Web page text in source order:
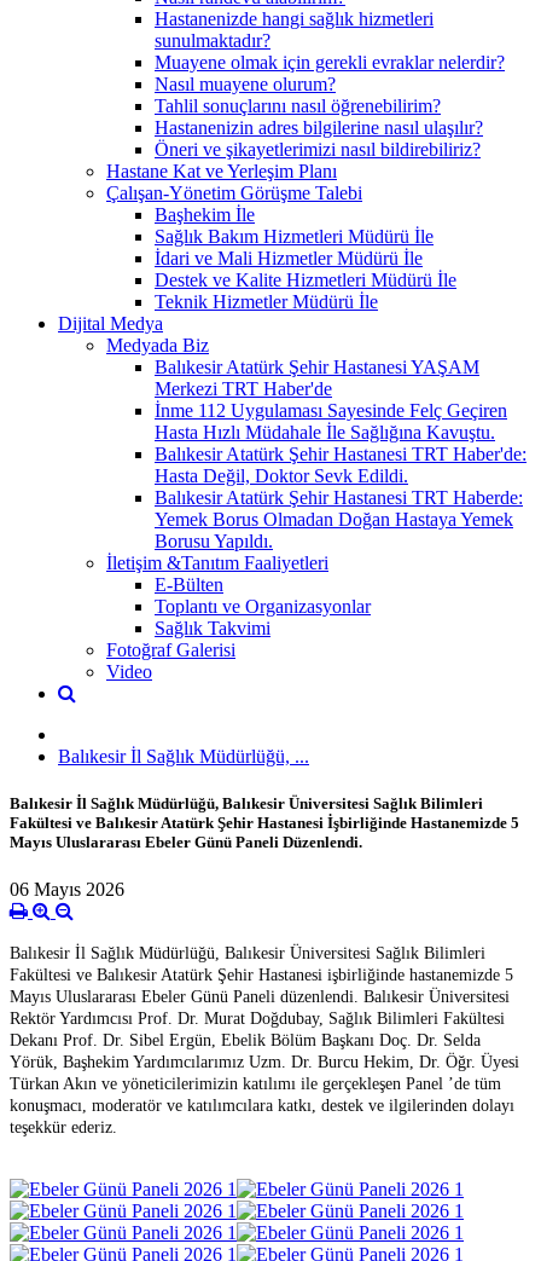
Hastanenizde hangi sağlık hizmetleri
sunulmaktadır?
Muayene olmak için gerekli evraklar nelerdir?
Nasıl muayene olurum?
Tahlil sonuçlarını nasıl öğrenebilirim?
Hastanenizin adres bilgilerine nasıl ulaşılır?
Öneri ve şikayetlerimizi nasıl bildirebiliriz?
Hastane Kat ve Yerleşim Planı
Çalışan-Yönetim Görüşme Talebi
Başhekim İle
Sağlık Bakım Hizmetleri Müdürü İle
İdari ve Mali Hizmetler Müdürü İle
Destek ve Kalite Hizmetleri Müdürü İle
Teknik Hizmetler Müdürü İle
Dijital Medya
Medyada Biz
Balıkesir Atatürk Şehir Hastanesi YAŞAM
Merkezi TRT Haber'de
İnme 112 Uygulaması Sayesinde Felç Geçiren
Hasta Hızlı Müdahale İle Sağlığına Kavuştu.
Balıkesir Atatürk Şehir Hastanesi TRT Haber'de:
Hasta Değil, Doktor Sevk Edildi.
Balıkesir Atatürk Şehir Hastanesi TRT Haberde:
Yemek Borus Olmadan Doğan Hastaya Yemek
Borusu Yapıldı.
İletişim &Tanıtım Faaliyetleri
E-Bülten
Toplantı ve Organizasyonlar
Sağlık Takvimi
Fotoğraf Galerisi
Video
Balıkesir İl Sağlık Müdürlüğü, ...
Balıkesir İl Sağlık Müdürlüğü, Balıkesir Üniversitesi Sağlık Bilimleri
Fakültesi ve Balıkesir Atatürk Şehir Hastanesi İşbirliğinde Hastanemizde 5
Mayıs Uluslararası Ebeler Günü Paneli Düzenlendi.
06 Mayıs 2026
Balıkesir İl Sağlık Müdürlüğü, Balıkesir Üniversitesi Sağlık Bilimleri
Fakültesi ve Balıkesir Atatürk Şehir Hastanesi işbirliğinde hastanemizde 5
Mayıs Uluslararası Ebeler Günü Paneli düzenlendi. Balıkesir Üniversitesi
Rektör Yardımcısı Prof. Dr. Murat Doğdubay, Sağlık Bilimleri Fakültesi
Dekanı Prof. Dr. Sibel Ergün, Ebelik Bölüm Başkanı Doç. Dr. Selda
Yörük, Başhekim Yardımcılarımız Uzm. Dr. Burcu Hekim, Dr. Öğr. Üyesi
Türkan Akın ve yöneticilerimizin katılımı ile gerçekleşen Panel ’de tüm
konuşmacı, moderatör ve katılımcılara katkı, destek ve ilgilerinden dolayı
teşekkür ederiz.